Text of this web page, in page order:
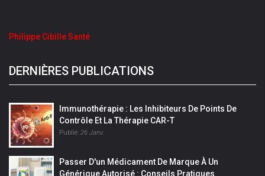
Philippe Cibille Santé
DERNIÈRES PUBLICATIONS
Immunothérapie : Les Inhibiteurs De Points De
Contrôle Et La Thérapie CAR-T
Publié: 26 Janv.
Passer D'un Médicament De Marque À Un
Générique Autorisé : Conseils Pratiques